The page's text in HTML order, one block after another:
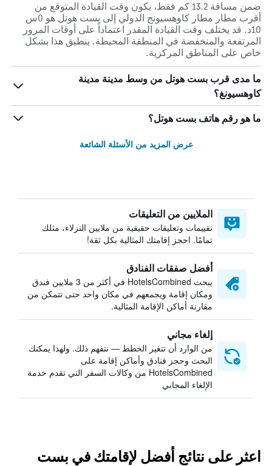
ضمن مسافة 13.2 كم فقط، يكون وقت القيادة المتوقع من
أقرب مطار مطار كاوهسيونج الدولي إلى بست هوتل هو 0س
10د. قد يختلف وقت القيادة المقدر اعتماداً على أوقات المرور
المرتفعة والمنخفضة في المنطقة المحيطة. ينطبق هذا بشكل
خاص على المناطق المركزية.
ما مدى قرب بست هوتل من وسط مدينة مدينة
كاوهسيونغ؟
ما هو رقم هاتف بست هوتل؟
عرض المزيد من الأسئلة الشائعة
الملايين من التعليقات
تقييمات وتعليقات حقيقية من ملايين النزلاء، مثلك
تمامًا. احجز إقامتك المثالية بكل ثقة!
أفضل صفقات الفنادق
يبحث HotelsCombined في أكثر من 3 ملايين فندق
ومكان إقامة ويجمعهم في مكان واحد حتى تتمكن من
مقارنة أماكن الإقامة المثالية.
إلغاء مجاني
من الوارد أن تتغير الخطط — نتفهم ذلك. ولهذا يمكنك
البحث وحجز فنادق وأماكن إقامة على
HotelsCombined من وكالات السفر التي تقدم خدمة
الإلغاء المجاني
اعثر على نتائج أفضل لإقامتك في بست